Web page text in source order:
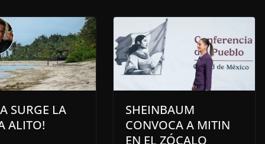
SURGE LA
ALITO!
SHEINBAUM
CONVOCA A MITIN
EN EL ZÓCALO